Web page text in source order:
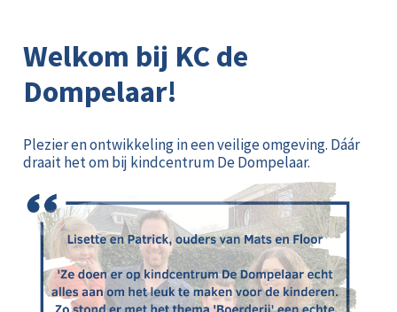
Welkom bij KC de
Dompelaar!
Plezier en ontwikkeling in een veilige omgeving. Dáár
draait het om bij kindcentrum De Dompelaar.